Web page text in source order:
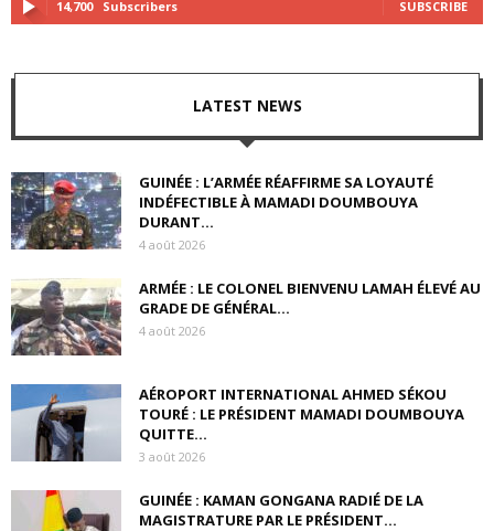
14,700 Subscribers SUBSCRIBE
LATEST NEWS
GUINÉE : L’ARMÉE RÉAFFIRME SA LOYAUTÉ
INDÉFECTIBLE À MAMADI DOUMBOUYA
DURANT...
4 août 2026
ARMÉE : LE COLONEL BIENVENU LAMAH ÉLEVÉ AU
GRADE DE GÉNÉRAL...
4 août 2026
AÉROPORT INTERNATIONAL AHMED SÉKOU
TOURÉ : LE PRÉSIDENT MAMADI DOUMBOUYA
QUITTE...
3 août 2026
GUINÉE : KAMAN GONGANA RADIÉ DE LA
MAGISTRATURE PAR LE PRÉSIDENT...